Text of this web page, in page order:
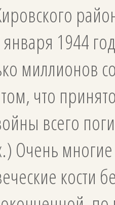
1944
миллионов
что
всего
Очень
кости